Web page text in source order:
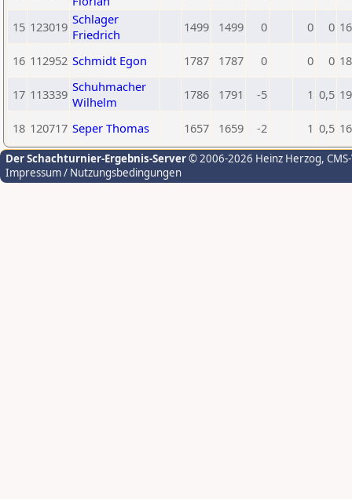
15 123019 Schlager
Friedrich
1499 1499 0 0 0
16 112952 Schmidt Egon 1787 1787 0 0 0
17 113339 Schuhmacher
Wilhelm
1786 1791 -5 1 0,5
18 120717 Seper Thomas 1657 1659 -2 1 0,5
Der Schachturnier-Ergebnis-Server© 2006-2026 Heinz Herzog,
Impressum / Nutzungsbedingungen